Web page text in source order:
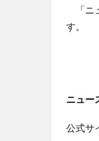
「ニ
す。
ニュー
公式サ